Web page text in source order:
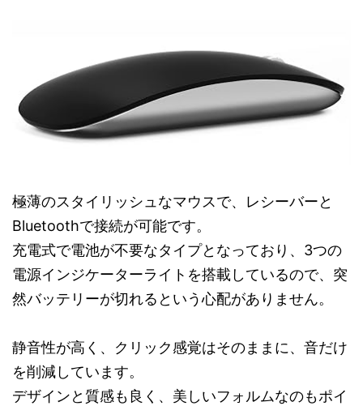
極薄のスタイリッシュなマウスで、レシーバーと
Bluetoothで接続が可能です。
充電式で電池が不要なタイプとなっており、3つの
電源インジケーターライトを搭載しているので、突
然バッテリーが切れるという心配がありません。
静音性が高く、クリック感覚はそのままに、音だけ
を削減しています。
デザインと質感も良く、美しいフォルムなのもポイ